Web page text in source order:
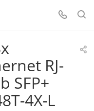
RJ-
SFP+
4X-L